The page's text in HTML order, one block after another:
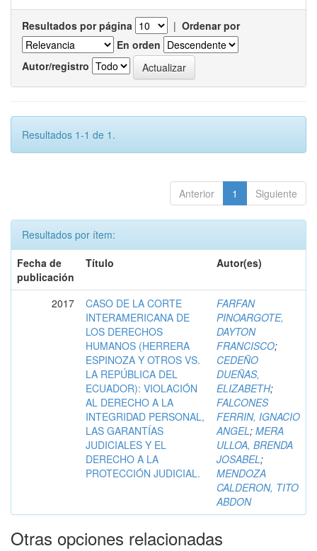
Resultados por página | Ordenar por
En orden
Autor/registro
Resultados 1-1 de 1.
Anterior 1 Siguiente
Resultados por ítem:
Fecha de
publicación
Título Autor(es)
2017
CASO DE LA CORTE
INTERAMERICANA DE
LOS DERECHOS
HUMANOS (HERRERA
ESPINOZA Y OTROS VS.
LA REPÚBLICA DEL
ECUADOR): VIOLACIÓN
AL DERECHO A LA
INTEGRIDAD PERSONAL,
LAS GARANTÍAS
JUDICIALES Y EL
DERECHO A LA
PROTECCIÓN JUDICIAL.
FARFAN
PINOARGOTE,
DAYTON
FRANCISCO;
CEDEÑO
DUEÑAS,
ELIZABETH;
FALCONES
FERRIN, IGNACIO
ANGEL; MERA
ULLOA, BRENDA
JOSABEL;
MENDOZA
CALDERON, TITO
ABDON
Otras opciones relacionadas